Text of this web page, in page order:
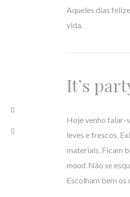
Aqueles dias
vida.
It’s
Hoje venho falar-
leves e frescos.
materiais. Ficam
mood. Não se
Escolham bem os